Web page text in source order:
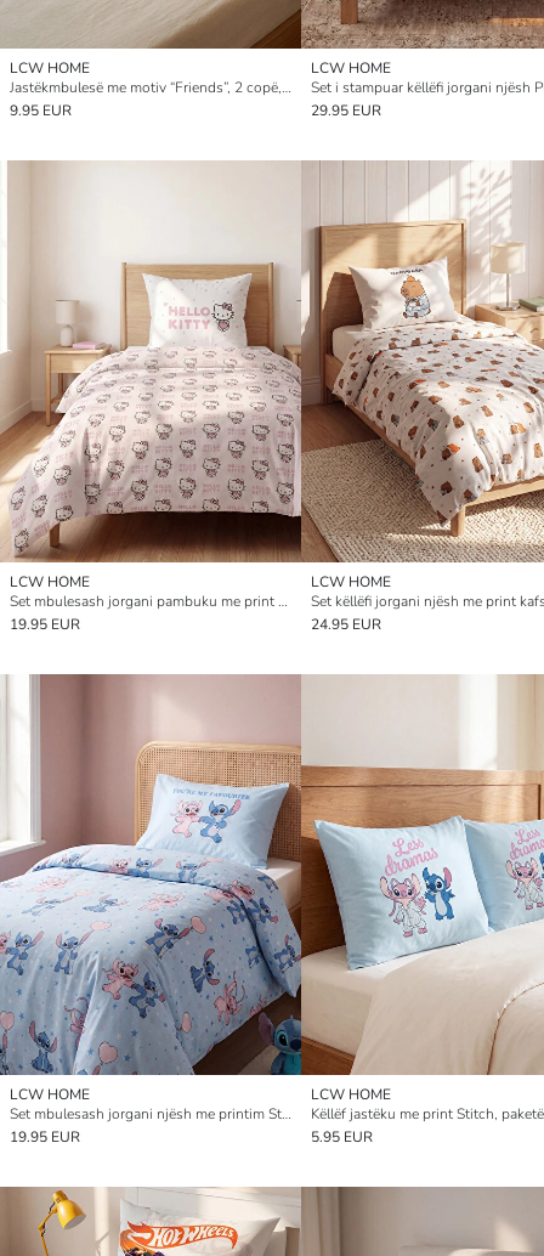
LCW HOME
Jastëkmbulesë me motiv “Friends”, 2 copë, 50x70 cm
9.95 EUR
LCW HOME
29.95 EUR
LCW HOME
Set mbulesash jorgani pambuku me print Hello Kitty për fëmijë
19.95 EUR
LCW HOME
Set këllëfi jorgani njësh me print
24.95 EUR
LCW HOME
Set mbulesash jorgani njësh me printim Stitch
19.95 EUR
LCW HOME
5.95 EUR